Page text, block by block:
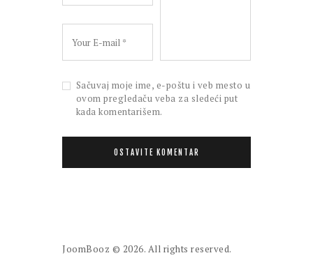
Sačuvaj moje ime, e-poštu i veb mesto u
ovom pregledaču veba za sledeći put
kada komentarišem.
JoomBooz © 2026. All rights reserved.